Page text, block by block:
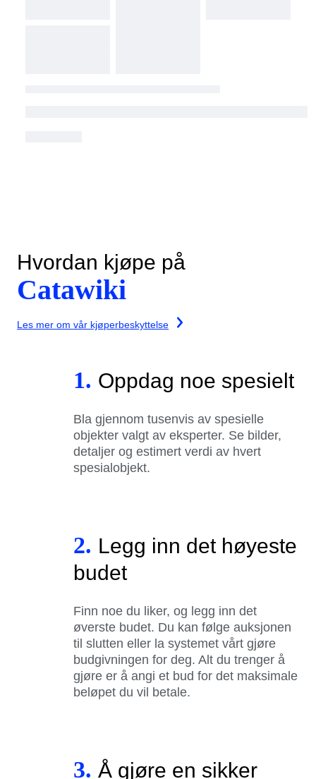
Hvordan kjøpe på
Catawiki
Les mer om vår kjøperbeskyttelse
1. Oppdag noe spesielt
Bla gjennom tusenvis av spesielle
objekter valgt av eksperter. Se bilder,
detaljer og estimert verdi av hvert
spesialobjekt.
2. Legg inn det høyeste
budet
Finn noe du liker, og legg inn det
øverste budet. Du kan følge auksjonen
til slutten eller la systemet vårt gjøre
budgivningen for deg. Alt du trenger å
gjøre er å angi et bud for det maksimale
beløpet du vil betale.
3. Å gjøre en sikker